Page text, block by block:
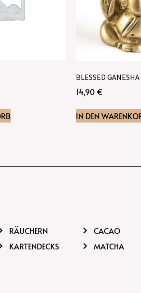
BLESSED GANESHA
14,90 €
IN DEN
RÄUCHERN
KARTENDECKS
CACAO
MATCHA